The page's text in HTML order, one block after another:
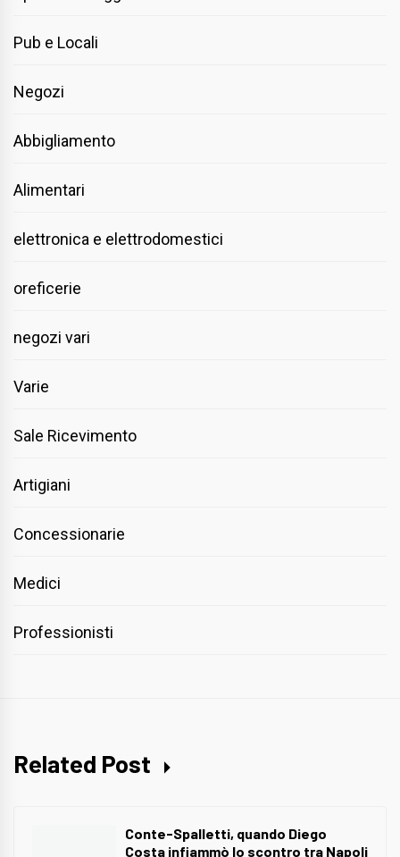
Pub e Locali
Negozi
Abbigliamento
Alimentari
elettronica e elettrodomestici
oreficerie
negozi vari
Varie
Sale Ricevimento
Artigiani
Concessionarie
Medici
Professionisti
Related Post
Conte-Spalletti, quando Diego
Costa infiammò lo scontro tra Napoli